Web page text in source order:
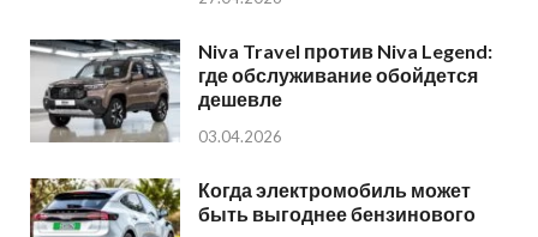
Niva Travel против Niva Legend:
где обслуживание обойдется
дешевле
03.04.2026
Когда электромобиль может
быть выгоднее бензинового